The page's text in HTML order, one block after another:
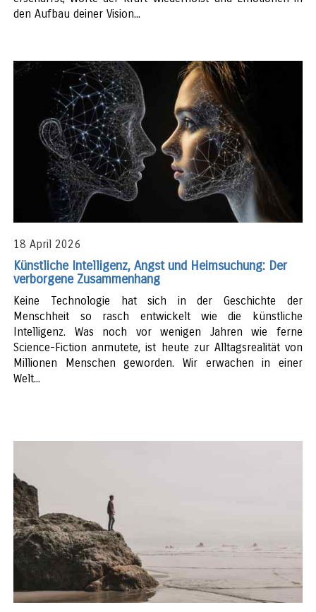
den Aufbau deiner Vision...
18 April 2026
Künstliche Intelligenz, Angst und Heimsuchung: Der
verborgene Zusammenhang
Keine Technologie hat sich in der Geschichte der
Menschheit so rasch entwickelt wie die künstliche
Intelligenz. Was noch vor wenigen Jahren wie ferne
Science-Fiction anmutete, ist heute zur Alltagsrealität von
Millionen Menschen geworden. Wir erwachen in einer
Welt...